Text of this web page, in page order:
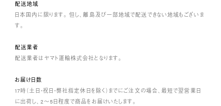
配送地域
日本国内に限ります。 但し、離島及び一部地域で配送できない地域もございま
す。
配送業者
配送業者はヤマト運輸株式会社となります。
お届け日数
17時（土日・祝日・弊社指定休日を除く）までにご注文の場合、最短で翌営業日
に出荷し、2～5日程度で商品をお届けいたします。